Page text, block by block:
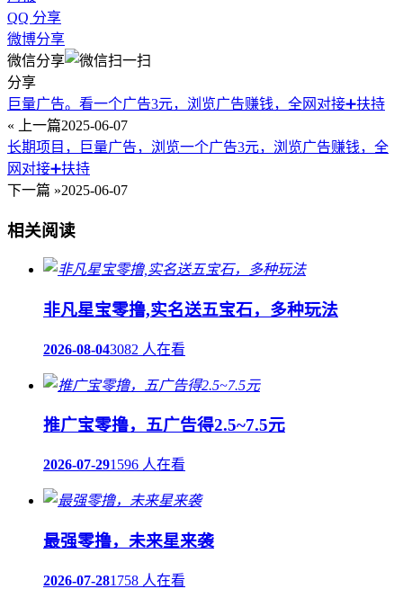
QQ 分享
微博分享
微信分享
分享
巨量广告。看一个广告3元，浏览广告赚钱，全网对接➕扶持
« 上一篇2025-06-07
长期项目，巨量广告，浏览一个广告3元，浏览广告赚钱，全
网对接➕扶持
下一篇 »2025-06-07
相关阅读
非凡星宝零撸,实名送五宝石，多种玩法
2026-08-043082 人在看
推广宝零撸，五广告得2.5~7.5元
2026-07-291596 人在看
最强零撸，未来星来袭
2026-07-281758 人在看